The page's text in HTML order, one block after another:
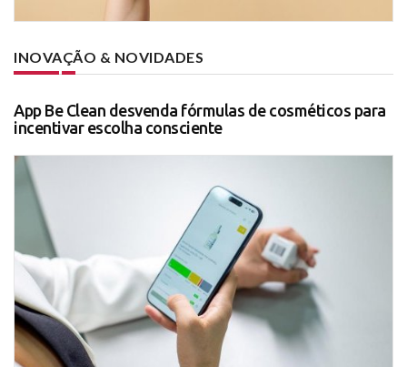
INOVAÇÃO & NOVIDADES
App Be Clean desvenda fórmulas de cosméticos para
incentivar escolha consciente